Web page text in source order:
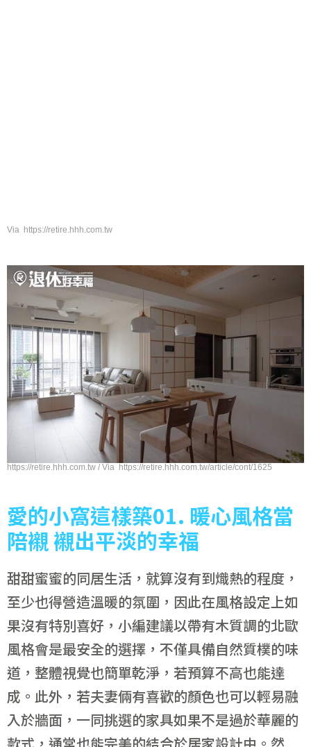
Via https://retire.hhh.com.tw
https://retire.hhh.com.tw / Via https://retire.hhh.com.tw/article/cont/1625
愛的小窩這樣築01. 暖心風格當
陪襯 襯出平淡的幸福
甜甜蜜蜜的同居生活，就算沒有到熾熱的程度，
至少也得營造溫暖的氛圍，因此在風格設定上如
果沒有特別喜好，小編建議以帶有木質調的北歐
風格會是最安全的選擇，不僅具備自然質樸的味
道，整體視覺也簡單乾淨，若預算不高也能達
成。此外，若夫妻倆有喜歡的顏色也可以輕易融
入於牆面，一同挑選的家具如果不是過於華麗的